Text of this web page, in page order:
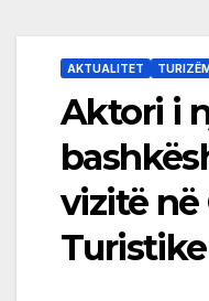
AKTUALITET
Aktori i
vizitë në
Turistike